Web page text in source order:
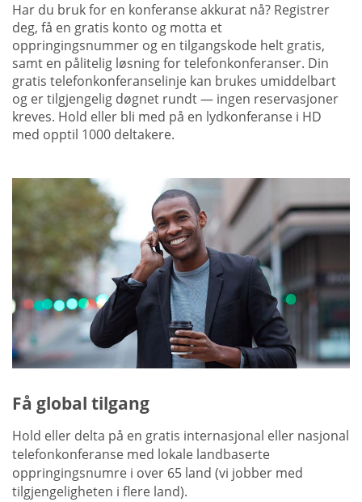
Har du bruk for en konferanse akkurat nå? Registrer
deg, få en gratis konto og motta et
oppringingsnummer og en tilgangskode helt gratis,
samt en pålitelig løsning for telefonkonferanser. Din
gratis telefonkonferanselinje kan brukes umiddelbart
og er tilgjengelig døgnet rundt — ingen reservasjoner
kreves. Hold eller bli med på en lydkonferanse i HD
med opptil 1000 deltakere.
Få global tilgang
Hold eller delta på en gratis internasjonal eller nasjonal
telefonkonferanse med lokale landbaserte
oppringingsnumre i over 65 land (vi jobber med
tilgjengeligheten i flere land).